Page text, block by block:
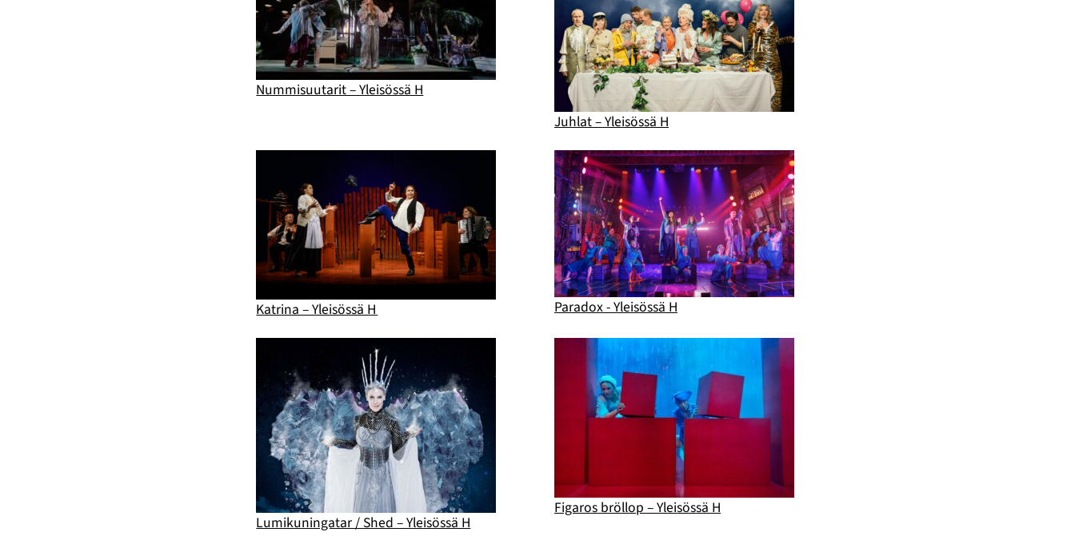
Nummisuutarit – Yleisössä H
Juhlat – Yleisössä H
Katrina – Yleisössä H Paradox - Yleisössä H
Lumikuningatar / Shed – Yleisössä H
Figaros bröllop – Yleisössä H